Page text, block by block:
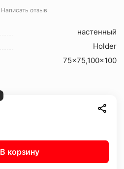
Написать отзыв
настенный
Holder
75x75,100x100
В корзину